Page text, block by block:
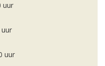
uur
uur